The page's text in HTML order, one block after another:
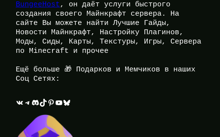
BungeeHost, он даёт услуги быстрого
создания своего Майнкрафт сервера. На
сайте Вы можете найти Лучшие Гайды,
Новости Майнкрафт, Настройку Плагинов,
Моды, Сиды, Карты, Текстуры, Игры, Сервера
по Minecraft и прочее
Ещё больше 🎁 Подарков и Мемчиков в наших
Соц Сетях:
ВКонтакте Telegram Discord TikTok Pinterest YouTube Bluesky